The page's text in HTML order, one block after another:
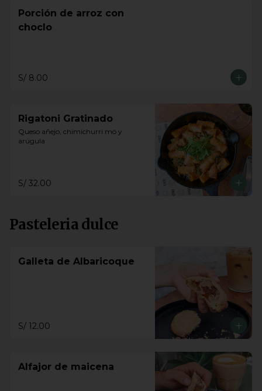
Porción de arroz con
choclo
S/ 8.00
Rigatoni Gratinado
Queso añejo, chimichurri mó y
arúgula
S/ 32.00
Pasteleria dulce
Galleta de Albaricoque
S/ 12.00
Alfajor de maicena